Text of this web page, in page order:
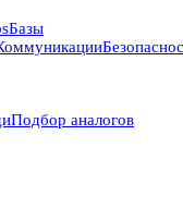
Базы
Подбор аналогов